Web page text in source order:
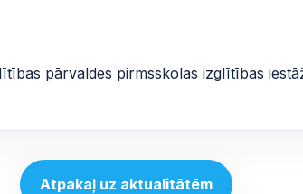
pārvaldes pirmsskolas izglītības
Atpakaļ uz aktualitātēm